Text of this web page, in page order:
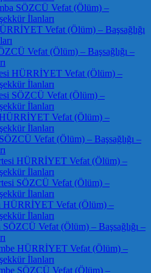
SÖZCÜ Vefat (Ölüm) –
İlanları
Vefat (Ölüm) – Başsağlığı
Vefat (Ölüm) – Başsağlığı –
HÜRRİYET Vefat (Ölüm) –
İlanları
SÖZCÜ Vefat (Ölüm) –
İlanları
Vefat (Ölüm) –
İlanları
Vefat (Ölüm) – Başsağlığı –
HÜRRİYET Vefat (Ölüm) –
İlanları
SÖZCÜ Vefat (Ölüm) –
İlanları
HÜRRİYET Vefat (Ölüm) –
İlanları
Vefat (Ölüm) – Başsağlığı –
HÜRRİYET Vefat (Ölüm) –
İlanları
SÖZCÜ Vefat (Ölüm) –